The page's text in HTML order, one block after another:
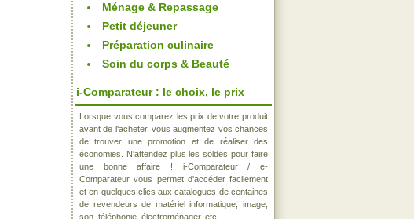
Ménage & Repassage
Petit déjeuner
Préparation culinaire
Soin du corps & Beauté
i-Comparateur : le choix, le prix
Lorsque vous comparez les prix de votre produit
avant de l'acheter, vous augmentez vos chances
de trouver une promotion et de réaliser des
économies. N'attendez plus les soldes pour faire
une bonne affaire ! i-Comparateur / e-
Comparateur vous permet d'accéder facilement
et en quelques clics aux catalogues de centaines
de revendeurs de matériel informatique, image,
son, téléphonie, électroménager, etc..